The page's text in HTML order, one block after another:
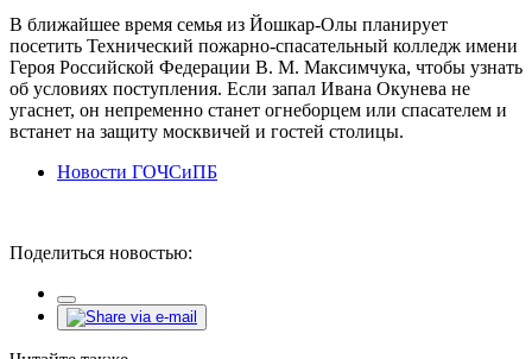
В ближайшее время семья из Йошкар-Олы планирует
посетить Технический пожарно-спасательный колледж имени
Героя Российской Федерации В. М. Максимчука, чтобы узнать
об условиях поступления. Если запал Ивана Окунева не
угаснет, он непременно станет огнеборцем или спасателем и
встанет на защиту москвичей и гостей столицы.
Новости ГОЧСиПБ
Поделиться новостью: